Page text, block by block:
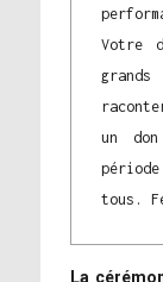
Votre
un
tous.
La